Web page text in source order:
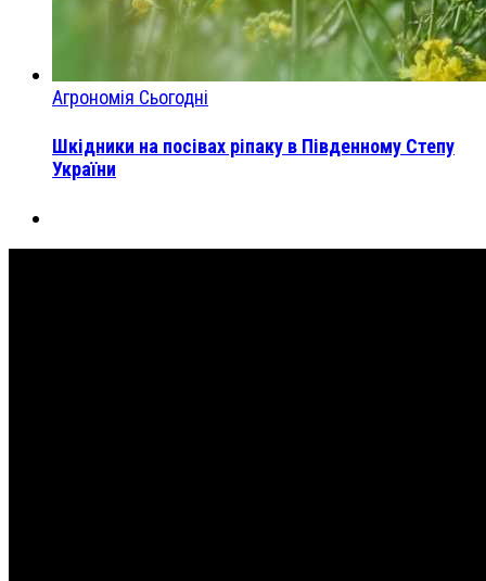
Агрономія Сьогодні
Шкідники на посівах ріпаку в Південному Степу
України